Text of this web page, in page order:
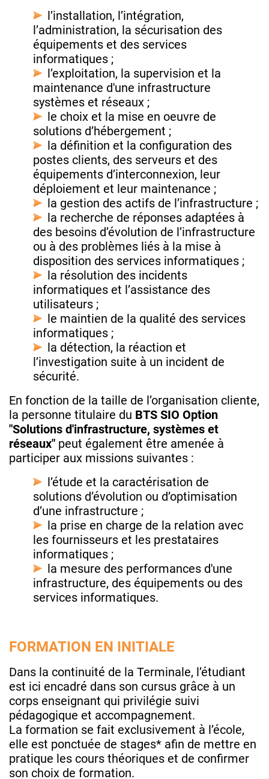
l’installation, l’intégration,
l’administration, la sécurisation des
équipements et des services
informatiques ;
l’exploitation, la supervision et la
maintenance d'une infrastructure
systèmes et réseaux ;
le choix et la mise en oeuvre de
solutions d’hébergement ;
la définition et la configuration des
postes clients, des serveurs et des
équipements d’interconnexion, leur
déploiement et leur maintenance ;
la gestion des actifs de l’infrastructure ;
la recherche de réponses adaptées à
des besoins d’évolution de l’infrastructure
ou à des problèmes liés à la mise à
disposition des services informatiques ;
la résolution des incidents
informatiques et l’assistance des
utilisateurs ;
le maintien de la qualité des services
informatiques ;
la détection, la réaction et
l’investigation suite à un incident de
sécurité.
En fonction de la taille de l’organisation cliente,
la personne titulaire du BTS SIO Option
"Solutions d'infrastructure, systèmes et
réseaux" peut également être amenée à
participer aux missions suivantes :
l’étude et la caractérisation de
solutions d’évolution ou d’optimisation
d’une infrastructure ;
la prise en charge de la relation avec
les fournisseurs et les prestataires
informatiques ;
la mesure des performances d'une
infrastructure, des équipements ou des
services informatiques.
FORMATION EN INITIALE
Dans la continuité de la Terminale, l’étudiant
est ici encadré dans son cursus grâce à un
corps enseignant qui privilégie suivi
pédagogique et accompagnement.
La formation se fait exclusivement à l’école,
elle est ponctuée de stages* afin de mettre en
pratique les cours théoriques et de confirmer
son choix de formation.